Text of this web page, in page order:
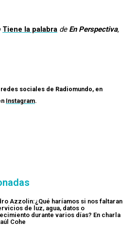
Tiene la palabra de En Perspectiva,
sociales de Radiomundo, en
Instagram.
Azzolin:¿Qué haríamos si nos faltaran
de luz, agua, datos o
durante varios días? En charla
Cohe